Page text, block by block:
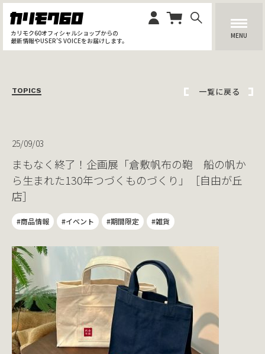
カリモク60オフィシャルショップからの
最新情報やUSER’S VOICEをお届けします。
MENU
TOPICS 一覧に戻る
25/09/03
まもなく終了！企画展「倉敷帆布の鞄 船の帆か
ら生まれた130年つづくものづくり」［自由が丘
店］
#商品情報 #イベント #期間限定 #雑貨